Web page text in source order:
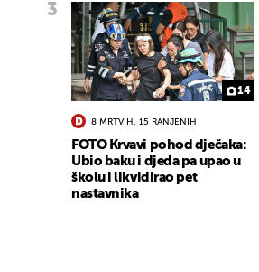
14
8 MRTVIH, 15 RANJENIH
FOTO Krvavi pohod dječaka:
Ubio baku i djeda pa upao u
školu i likvidirao pet
nastavnika